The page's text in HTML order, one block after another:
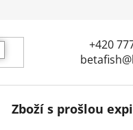
+420
Zboží s prošlou